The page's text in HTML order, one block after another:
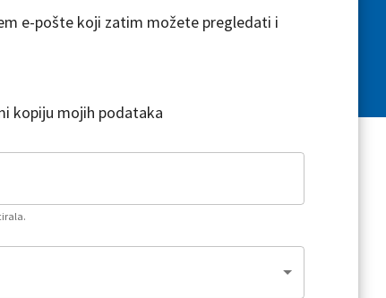
e-pošte koji zatim možete pregledati i
kopiju mojih podataka